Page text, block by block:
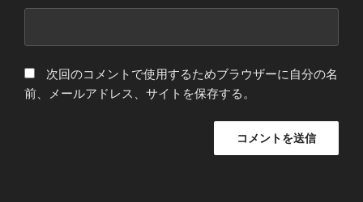
次回のコメントで使用するためブラウザーに自分の名
前、メールアドレス、サイトを保存する。